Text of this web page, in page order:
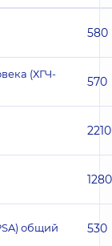
580
(ХГЧ-
570
2210
1280
общий 530